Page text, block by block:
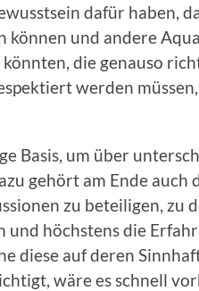
dafür haben,
können und andere
die genauso
werden
Basis, um über
gehört am Ende auch
zu beteiligen, zu
und höchstens die
diese auf deren
wäre es schnell